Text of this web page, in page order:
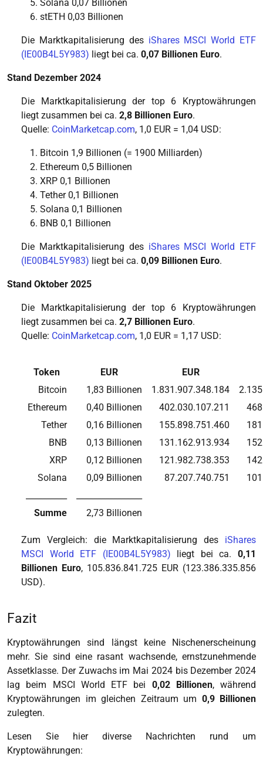
Solana 0,07 Billionen
stETH 0,03 Billionen
Die Marktkapitalisierung des iShares MSCI World ETF
(IE00B4L5Y983) liegt bei ca. 0,07 Billionen Euro.
Stand Dezember 2024
Die Marktkapitalisierung der top 6 Kryptowährungen
liegt zusammen bei ca. 2,8 Billionen Euro.
Quelle: CoinMarketcap.com, 1,0 EUR = 1,04 USD:
Bitcoin 1,9 Billionen (= 1900 Milliarden)
Ethereum 0,5 Billionen
XRP 0,1 Billionen
Tether 0,1 Billionen
Solana 0,1 Billionen
BNB 0,1 Billionen
Die Marktkapitalisierung des iShares MSCI World ETF
(IE00B4L5Y983) liegt bei ca. 0,09 Billionen Euro.
Stand Oktober 2025
Die Marktkapitalisierung der top 6 Kryptowährungen
liegt zusammen bei ca. 2,7 Billionen Euro.
Quelle: CoinMarketcap.com, 1,0 EUR = 1,17 USD:
Token EUR
EUR
Bitcoin
1,83 Billionen 1.831.907.348.184
Ethereum
0,40 Billionen 402.030.107.211
Tether
0,16 Billionen 155.898.751.460
BNB
0,13 Billionen 131.162.913.934
XRP
0,12 Billionen 121.982.738.353
Solana
0,09 Billionen 87.207.740.751
Summe
2,73 Billionen
Zum Vergleich: die Marktkapitalisierung des iShares
MSCI World ETF (IE00B4L5Y983) liegt bei ca.0,11
Billionen Euro, 105.836.841.725 EUR (123.386.335.856
USD).
Fazit
Kryptowährungen sind längst keine Nischenerscheinung
mehr. Sie sind eine rasant wachsende, ernstzunehmende
Assetklasse. Der Zuwachs im Mai 2024 bis Dezember 2024
lag beim MSCI World ETF bei 0,02 Billionen, während
Kryptowährungen im gleichen Zeitraum um 0,9 Billionen
zulegten.
Lesen Sie hier diverse Nachrichten rund um
Kryptowährungen: